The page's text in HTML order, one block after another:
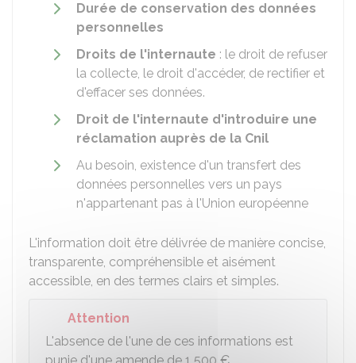
Durée de conservation des données
personnelles
Droits de l'internaute : le droit de refuser
la collecte, le droit d'accéder, de rectifier et
d'effacer ses données.
Droit de l'internaute d'introduire une
réclamation auprès de la Cnil
Au besoin, existence d'un transfert des
données personnelles vers un pays
n'appartenant pas à l'Union européenne
L'information doit être délivrée de manière concise,
transparente, compréhensible et aisément
accessible, en des termes clairs et simples.
Attention
L'absence de l'une de ces informations est